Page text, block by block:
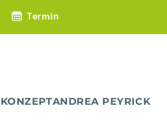
Termin
KONZEPTANDREA PEYRICK